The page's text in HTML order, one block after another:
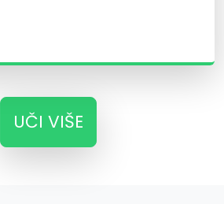
UČI VIŠE